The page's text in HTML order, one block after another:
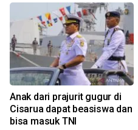
Anak dari prajurit gugur di
Cisarua dapat beasiswa dan
bisa masuk TNI